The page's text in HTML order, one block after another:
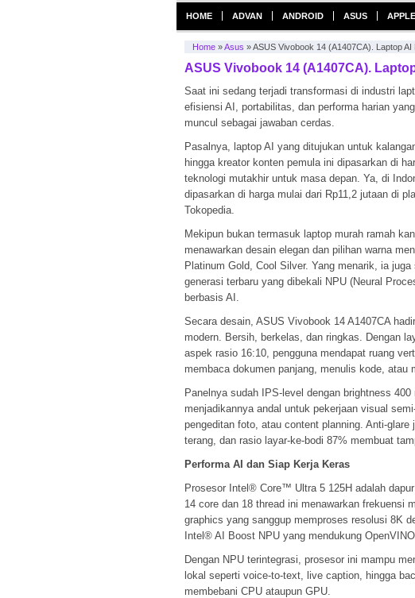
HOME ADVAN ANDROID ASUS APPLE
Home »Asus »ASUS Vivobook 14 (A1407CA). Laptop
ASUS Vivobook 14 (A1407CA).
Saat ini sedang terjadi transformasi di industri
efisiensi AI, portabilitas, dan performa harian
muncul sebagai jawaban cerdas.
Pasalnya, laptop AI yang ditujukan untuk
hingga kreator konten pemula ini dipasarkan di
teknologi mutakhir untuk masa depan. Ya, di
dipasarkan di harga mulai dari Rp11,2 jutaan di
Tokopedia.
Mekipun bukan termasuk laptop murah ramah
menawarkan desain elegan dan pilihan warna
Platinum Gold, Cool Silver. Yang menarik, ia
generasi terbaru yang dibekali NPU (Neural
berbasis AI.
Secara desain, ASUS Vivobook 14 A1407CA
modern. Bersih, berkelas, dan ringkas. Dengan
aspek rasio 16:10, pengguna mendapat ruang
membaca dokumen panjang, menulis kode, atau
Panelnya sudah IPS-level dengan brightness
menjadikannya andal untuk pekerjaan visual
pengeditan foto, atau content planning. Anti-
terang, dan rasio layar-ke-bodi 87% membuat
Performa AI dan Siap Kerja Keras
Prosesor Intel® Core™ Ultra 5 125H adalah
14 core dan 18 thread ini menawarkan
graphics yang sanggup memproses resolusi 8K
Intel® AI Boost NPU yang mendukung
Dengan NPU terintegrasi, prosesor ini mampu
lokal seperti voice-to-text, live caption, hingga
membebani CPU ataupun GPU.